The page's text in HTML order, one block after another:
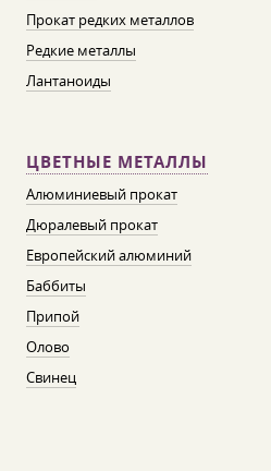
Прокат редких металлов
Редкие металлы
Лантаноиды
ЦВЕТНЫЕ МЕТАЛЛЫ
Алюминиевый прокат
Дюралевый прокат
Европейский алюминий
Баббиты
Припой
Олово
Свинец